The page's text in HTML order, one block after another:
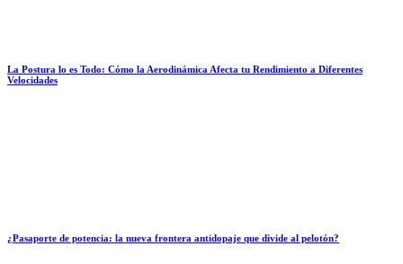
La Postura lo es Todo: Cómo la Aerodinámica Afecta tu Rendimiento a Diferentes
Velocidades
¿Pasaporte de potencia: la nueva frontera antidopaje que divide al pelotón?